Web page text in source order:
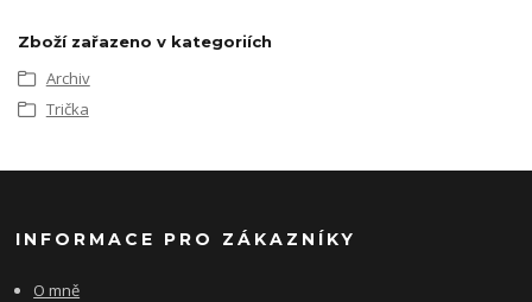
Zboží zařazeno v kategoriích
Archiv
Trička
INFORMACE PRO ZÁKAZNÍKY
O mně